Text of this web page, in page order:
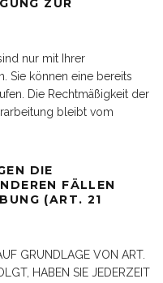
ZUR
nur mit Ihrer
Sie können eine bereits
Die Rechtmäßigkeit der
bleibt vom
DIE
FÄLLEN
(ART. 21
GRUNDLAGE VON ART.
HABEN SIE JEDERZEIT